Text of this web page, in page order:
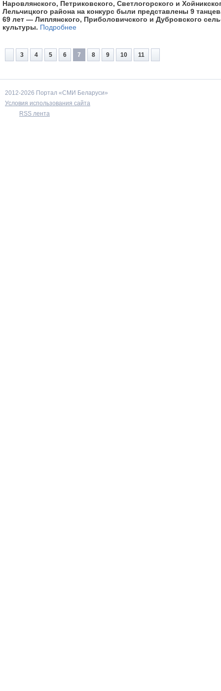
Наровлянского, Петриковского, Светлогорского и
Лельчицкого района на конкурс были представлены 9
69 лет — Липлянского, Приболовичского и Дубровского
культуры. Подробнее
3 4 5 6 7 8 9 10 11
2012-2026 Портал «СМИ Беларуси»
Условия использования сайта
RSS лента